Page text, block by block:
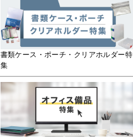
書類ケース・ポーチ・クリアホルダー特
集